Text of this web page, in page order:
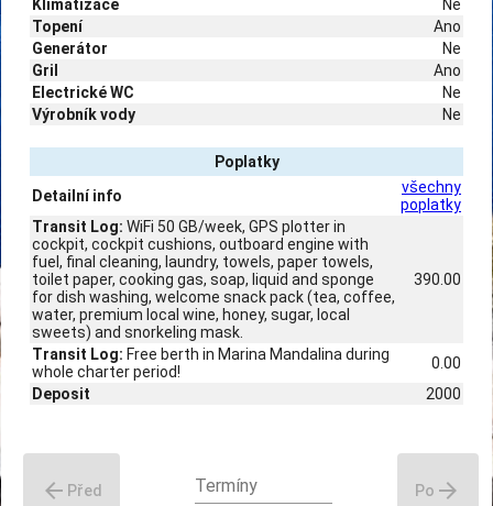
Klimatizace
Ne
Topení
Ano
Generátor
Ne
Gril
Ano
Electrické WC
Ne
Výrobník vody
Ne
Poplatky
Detailní info
všechny
poplatky
Transit Log: WiFi 50 GB/week, GPS plotter in
cockpit, cockpit cushions, outboard engine with
fuel, final cleaning, laundry, towels, paper towels,
toilet paper, cooking gas, soap, liquid and sponge
for dish washing, welcome snack pack (tea, coffee,
water, premium local wine, honey, sugar, local
sweets) and snorkeling mask.
390.00
Transit Log: Free berth in Marina Mandalina during
whole charter period!
0.00
Deposit
2000
arrow_back Před Termíny Po arrow_forward